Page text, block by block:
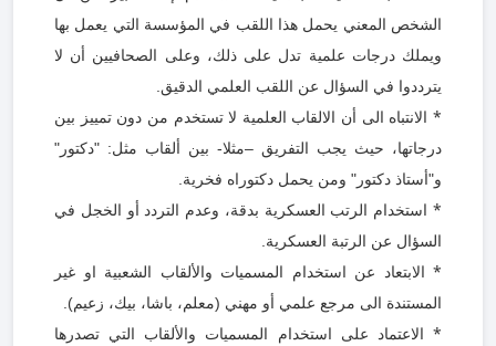
الشخص المعني يحمل هذا اللقب في المؤسسة التي يعمل بها
ويملك درجات علمية تدل على ذلك، وعلى الصحافيين أن لا
يترددوا في السؤال عن اللقب العلمي الدقيق.
* الانتباه الى أن الالقاب العلمية لا تستخدم من دون تمييز بين
درجاتها، حيث يجب التفريق –مثلا- بين ألقاب مثل: "دكتور"
و"أستاذ دكتور" ومن يحمل دكتوراه فخرية.
* استخدام الرتب العسكرية بدقة، وعدم التردد أو الخجل في
السؤال عن الرتبة العسكرية.
* الابتعاد عن استخدام المسميات والألقاب الشعبية او غير
المستندة الى مرجع علمي أو مهني (معلم، باشا، بيك، زعيم).
* الاعتماد على استخدام المسميات والألقاب التي تصدرها